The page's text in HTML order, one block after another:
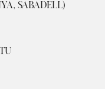
SABADELL)